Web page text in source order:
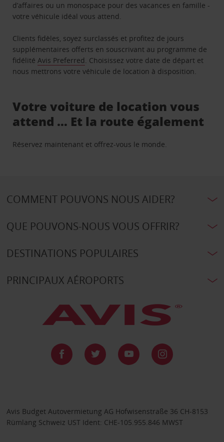
d’affaires ou un monospace pour des vacances en famille -
votre véhicule idéal vous attend.
Clients fidèles, soyez surclassés et profitez de jours
supplémentaires offerts en souscrivant au programme de
fidélitéAvis Preferred. Choisissez votre date de départ et
nous mettrons votre véhicule de location à disposition.
Votre voiture de location vous
attend … Et la route également
Réservez maintenant et offrez-vous le monde.
COMMENT POUVONS NOUS AIDER?
QUE POUVONS-NOUS VOUS OFFRIR?
DESTINATIONS POPULAIRES
PRINCIPAUX AÉROPORTS
Avis Budget Autovermietung AG Hofwisenstraße 36 CH-8153
Rümlang Schweiz UST Ident: CHE-105.955.846 MWST